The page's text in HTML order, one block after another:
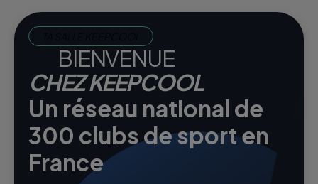
BIENVENUE
CHEZ KEEPCOOL
Un réseau national de
300 clubs de sport en
France